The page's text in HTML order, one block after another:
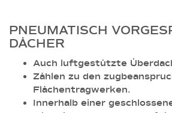
PNEUMATISCH
DÄCHER
Auch luftgestützte
Zählen zu den
Flächentragwerken.
Innerhalb einer